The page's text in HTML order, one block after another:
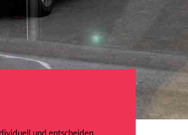
und entscheiden